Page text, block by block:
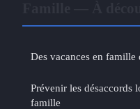
Des vacances en
Prévenir les désaccords
famille